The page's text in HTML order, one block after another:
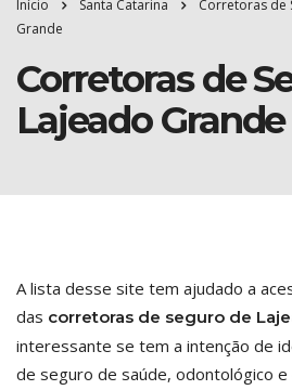
Início Santa Catarina
Corretoras de
Grande
Corretoras de
Lajeado Grande
A lista desse site tem ajudado a
das corretoras de seguro de
interessante se tem a intenção de
de seguro de saúde, odontológico e